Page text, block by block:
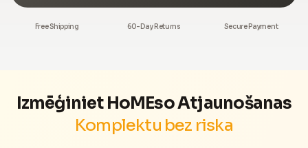
Free Shipping 60-Day Returns Secure Payment
Izmēģiniet HoMEso Atjaunošanas
Komplektu bez riska